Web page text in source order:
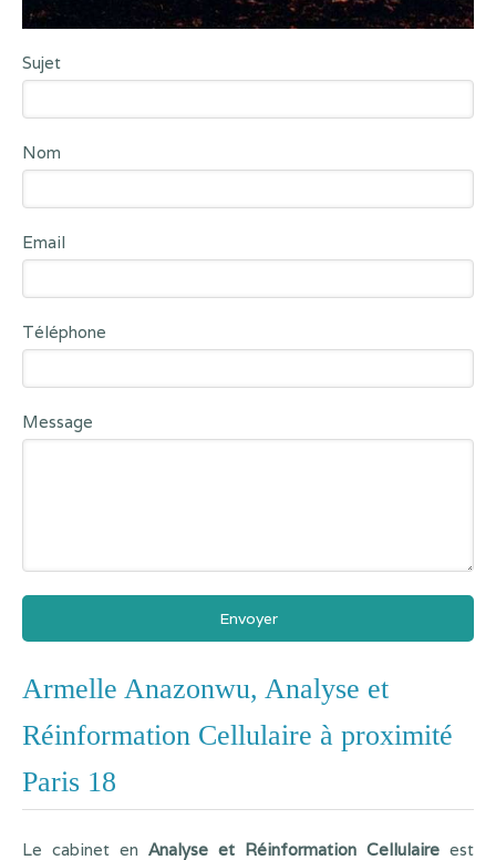
Sujet
Nom
Email
Téléphone
Message
Envoyer
Armelle Anazonwu, Analyse et
Réinformation Cellulaire à proximité
Paris 18
Le cabinet en Analyse et Réinformation Cellulaire est